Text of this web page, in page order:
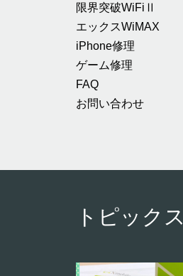
限界突破WiFiⅡ
エックスWiMAX
iPhone修理
ゲーム修理
FAQ
お問い合わせ
トピックス